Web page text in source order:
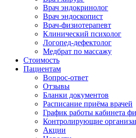
Врач эндокринолог
Врач эндоскопист
Врач-физиотерапевт
Клинический психолог
Логопед-дефектолог
Медбрат по массажу
Стоимость
Пациентам
Вопрос-ответ
Отзывы
Бланки документов
Расписание приёма врачей
График работы кабинета
Контролирующие
Акции